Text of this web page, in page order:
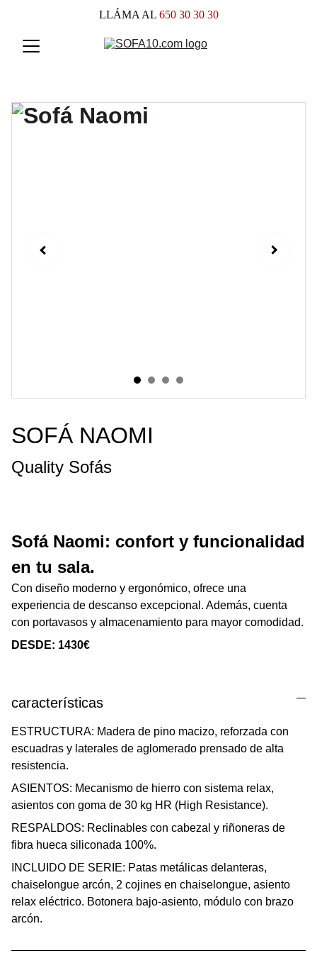
LLÁMA AL 650 30 30 30
SOFÁ NAOMI
Quality Sofás
Sofá Naomi: confort y funcionalidad
en tu sala.
Con diseño moderno y ergonómico, ofrece una
experiencia de descanso excepcional. Además, cuenta
con portavasos y almacenamiento para mayor comodidad.
DESDE: 1430€
características
ESTRUCTURA: Madera de pino macizo, reforzada con
escuadras y laterales de aglomerado prensado de alta
resistencia.
ASIENTOS: Mecanismo de hierro con sistema relax,
asientos con goma de 30 kg HR (High Resistance).
RESPALDOS: Reclinables con cabezal y riñoneras de
fibra hueca siliconada 100%.
INCLUIDO DE SERIE: Patas metálicas delanteras,
chaiselongue arcón, 2 cojines en chaiselongue, asiento
relax eléctrico. Botonera bajo-asiento, módulo con brazo
arcón.